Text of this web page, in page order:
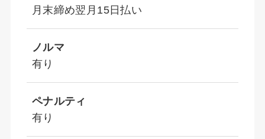
月末締め翌月15日払い
ノルマ
有り
ペナルティ
有り